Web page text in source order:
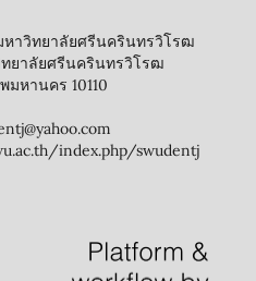
าวิทยาลัยศรีนครินทรวิโรฒ
ยาลัยศรีนครินทรวิโรฒ
หานคร 10110
index.php/swudentj